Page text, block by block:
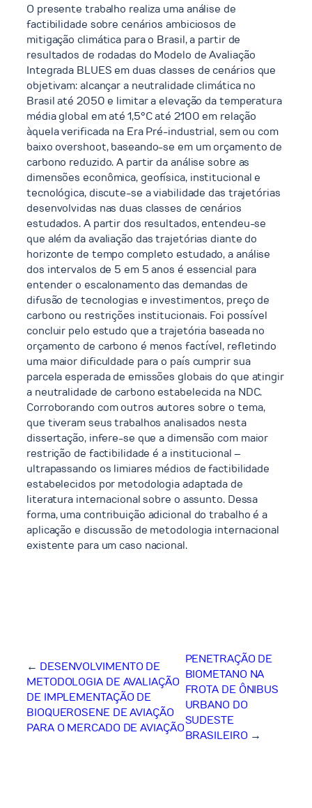
O presente trabalho realiza uma análise de
factibilidade sobre cenários ambiciosos de
mitigação climática para o Brasil, a partir de
resultados de rodadas do Modelo de Avaliação
Integrada BLUES em duas classes de cenários que
objetivam: alcançar a neutralidade climática no
Brasil até 2050 e limitar a elevação da temperatura
média global em até 1,5°C até 2100 em relação
àquela verificada na Era Pré-industrial, sem ou com
baixo overshoot, baseando-se em um orçamento de
carbono reduzido. A partir da análise sobre as
dimensões econômica, geofísica, institucional e
tecnológica, discute-se a viabilidade das trajetórias
desenvolvidas nas duas classes de cenários
estudados. A partir dos resultados, entendeu-se
que além da avaliação das trajetórias diante do
horizonte de tempo completo estudado, a análise
dos intervalos de 5 em 5 anos é essencial para
entender o escalonamento das demandas de
difusão de tecnologias e investimentos, preço de
carbono ou restrições institucionais. Foi possível
concluir pelo estudo que a trajetória baseada no
orçamento de carbono é menos factível, refletindo
uma maior dificuldade para o país cumprir sua
parcela esperada de emissões globais do que atingir
a neutralidade de carbono estabelecida na NDC.
Corroborando com outros autores sobre o tema,
que tiveram seus trabalhos analisados nesta
dissertação, infere-se que a dimensão com maior
restrição de factibilidade é a institucional –
ultrapassando os limiares médios de factibilidade
estabelecidos por metodologia adaptada de
literatura internacional sobre o assunto. Dessa
forma, uma contribuição adicional do trabalho é a
aplicação e discussão de metodologia internacional
existente para um caso nacional.
← DESENVOLVIMENTO DE
METODOLOGIA DE AVALIAÇÃO
DE IMPLEMENTAÇÃO DE
BIOQUEROSENE DE AVIAÇÃO
PARA O MERCADO DE AVIAÇÃO
PENETRAÇÃO DE
BIOMETANO NA
FROTA DE ÔNIBUS
URBANO DO
SUDESTE
BRASILEIRO →